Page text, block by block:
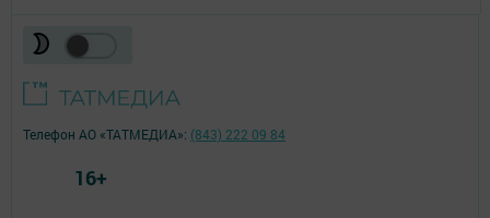
Телефон АО «ТАТМЕДИА»: (843) 222 09 84
16+